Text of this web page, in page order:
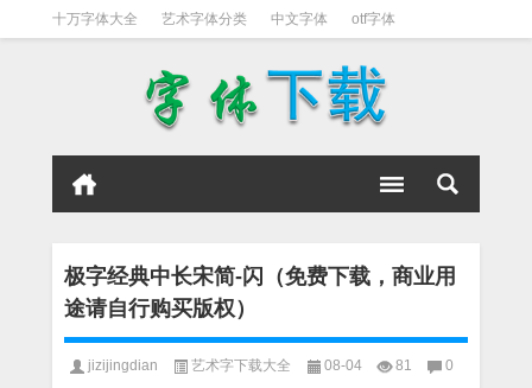
十万字体大全 艺术字体分类 中文字体 otf字体
极字经典中长宋简-闪（免费下载，商业用
途请自行购买版权）
jizijingdian 艺术字下载大全 08-04 81 0